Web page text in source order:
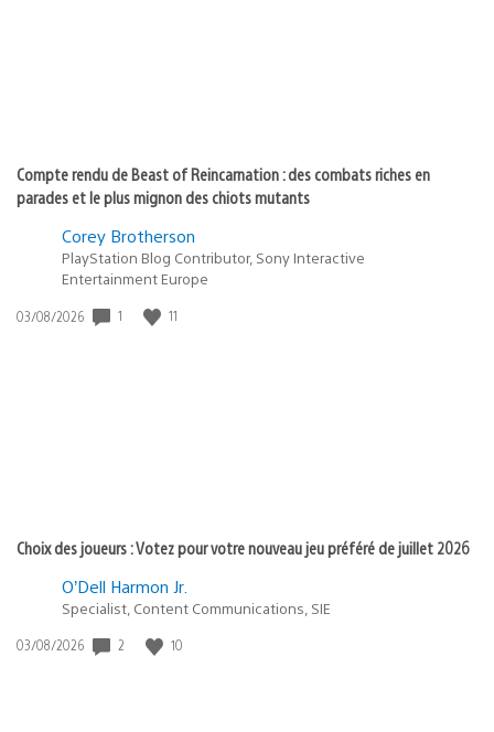
Compte rendu de Beast of Reincarnation : des combats riches en
parades et le plus mignon des chiots mutants
Corey Brotherson
PlayStation Blog Contributor, Sony Interactive
Entertainment Europe
Date
03/08/2026 1 11
Choix des joueurs : Votez pour votre nouveau jeu préféré de juillet 2026
O’Dell Harmon Jr.
Specialist, Content Communications, SIE
Date
03/08/2026 2 10